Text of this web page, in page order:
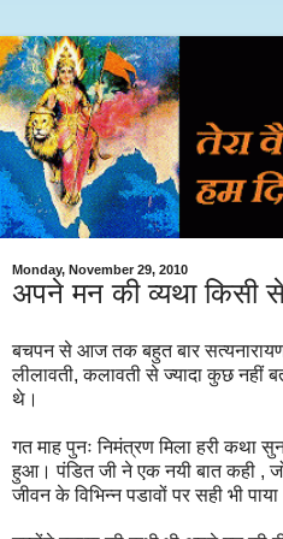
Monday, November 29, 2010
अपने मन की व्यथा किसी
बचपन से आज तक बहुत बार
लीलावती, कलावती से ज्यादा कुछ नहीं
थे।
गत माह पुनः निमंत्रण मिला हरी कथा
हुआ। पंडित जी ने एक नयी बात कही ,
जीवन के विभिन्न पडावों पर सही भी